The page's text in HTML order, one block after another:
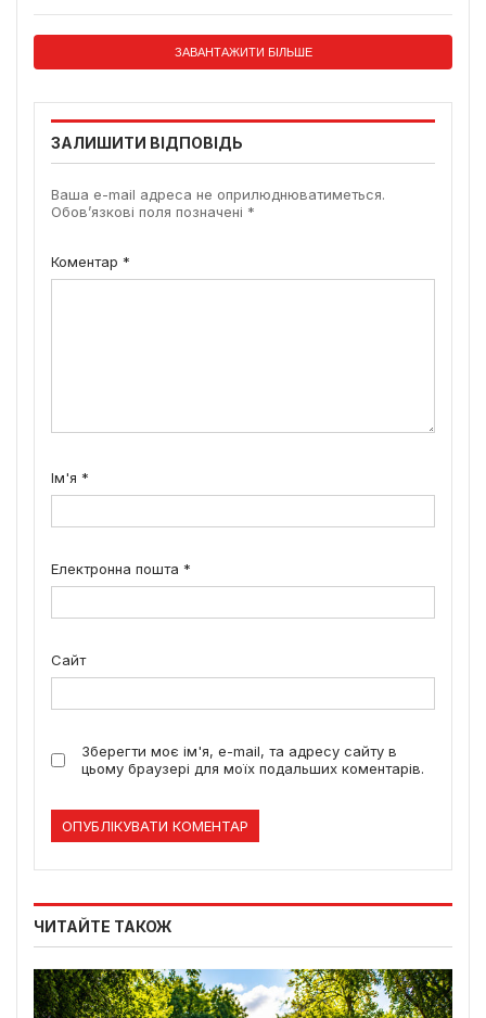
ЗАВАНТАЖИТИ БІЛЬШЕ
ЗАЛИШИТИ ВІДПОВІДЬ
Ваша e-mail адреса не оприлюднюватиметься.
Обов’язкові поля позначені *
Коментар *
Ім'я *
Електронна пошта *
Сайт
Зберегти моє ім'я, e-mail, та адресу сайту в
цьому браузері для моїх подальших коментарів.
ЧИТАЙТЕ ТАКОЖ